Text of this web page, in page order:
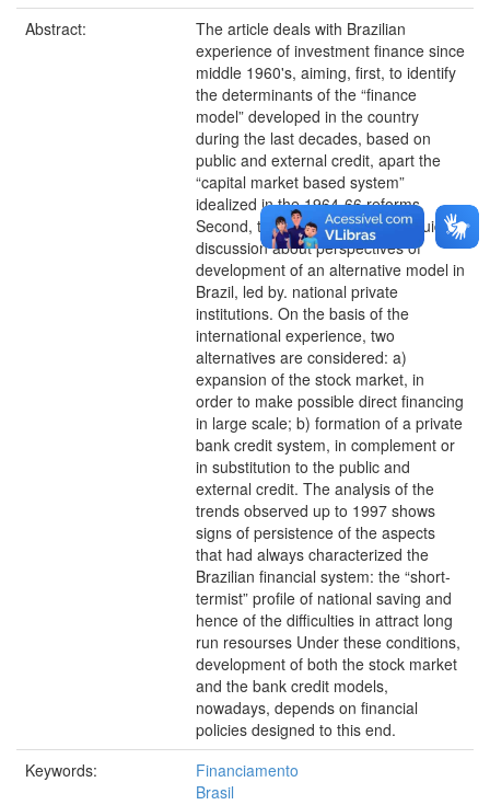
Abstract:
The article deals with Brazilian
experience of investment finance since
middle 1960's, aiming, first, to identify
the determinants of the “finance
model” developed in the country
during the last decades, based on
public and external credit, apart the
“capital market based system”
idealized in the 1964-66 reforms.
Second, this analysis serves to guide a
discussion about perspectives of
development of an alternative model in
Brazil, led by. national private
institutions. On the basis of the
international experience, two
alternatives are considered: a)
expansion of the stock market, in
order to make possible direct financing
in large scale; b) formation of a private
bank credit system, in complement or
in substitution to the public and
external credit. The analysis of the
trends observed up to 1997 shows
signs of persistence of the aspects
that had always characterized the
Brazilian financial system: the “short-
termist” profile of national saving and
hence of the difficulties in attract long
run resourses Under these conditions,
development of both the stock market
and the bank credit models,
nowadays, depends on financial
policies designed to this end.
Keywords:
Financiamento
Brasil